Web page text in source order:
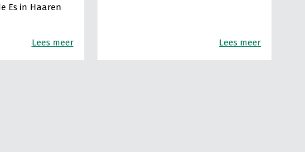
Es in Haaren
Lees meer Lees meer